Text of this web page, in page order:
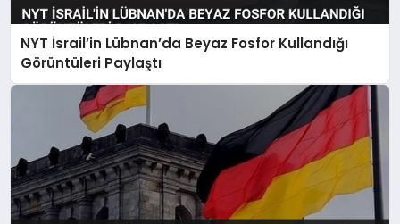
NYT İsrail’in Lübnan’da Beyaz Fosfor Kullandığı
Görüntüleri Paylaştı